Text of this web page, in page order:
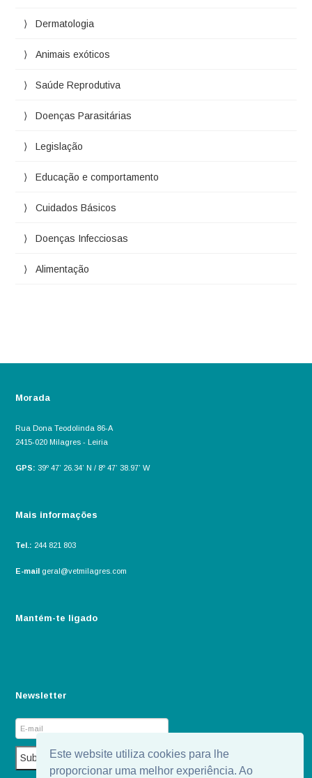
Este website utiliza cookies para lhe
proporcionar uma melhor experiência. Ao
Dermatologia
Animais exóticos
Saúde Reprodutiva
Doenças Parasitárias
Legislação
Educação e comportamento
Cuidados Básicos
Doenças Infecciosas
Alimentação
Morada
Rua Dona Teodolinda 86-A
2415-020 Milagres - Leiria
GPS: 39º 47’ 26.34’ N / 8º 47’ 38.97’ W
Mais informações
Tel.: 244 821 803
E-mail geral@vetmilagres.com
Mantém-te ligado
Newsletter